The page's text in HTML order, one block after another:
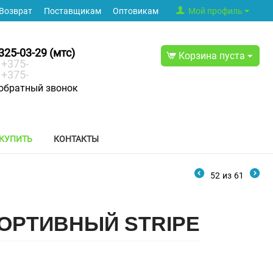
Мой профиль
Возврат Поставщикам Оптовикам
03-29 (мтс)
+375-
+375-
звонок
Корзина пуста
КОНТАКТЫ
52 из 61
STRIPE